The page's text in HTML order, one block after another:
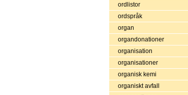
ordlistor
ordspråk
organ
organdonationer
organisation
organisationer
organisk kemi
organiskt avfall